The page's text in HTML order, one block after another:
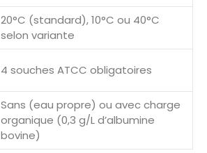
20°C (standard), 10°C ou 40°C
selon variante
4 souches ATCC obligatoires
Sans (eau propre) ou avec charge
organique (0,3 g/L d’albumine
bovine)